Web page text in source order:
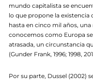
mundo capitalista se
lo que propone la
hasta en cinco mil años,
conocemos como Europa
atrasada, un circunstancia
(Gunder Frank, 1996; 1998,
Por su parte, Dussel (2002)